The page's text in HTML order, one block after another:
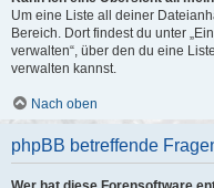
Um eine Liste all deiner
Bereich. Dort findest du unter
verwalten“, über den du eine
verwalten kannst.
Nach oben
phpBB betreffende